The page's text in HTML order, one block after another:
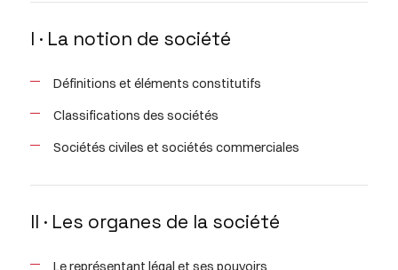
I · La notion de société
Définitions et éléments constitutifs
Classifications des sociétés
Sociétés civiles et sociétés commerciales
II · Les organes de la société
Le représentant légal et ses pouvoirs